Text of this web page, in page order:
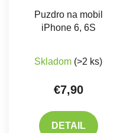
Puzdro na mobil
iPhone 6, 6S
Skladom (>2 ks)
€7,90
DETAIL